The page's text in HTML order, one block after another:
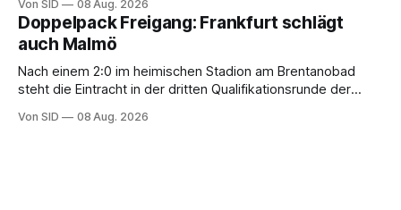
Von SID 08 Aug. 2026
Doppelpack Freigang: Frankfurt schlägt
auch Malmö
Nach einem 2:0 im heimischen Stadion am Brentanobad
steht die Eintracht in der dritten Qualifikationsrunde der
Von SID 08 Aug. 2026